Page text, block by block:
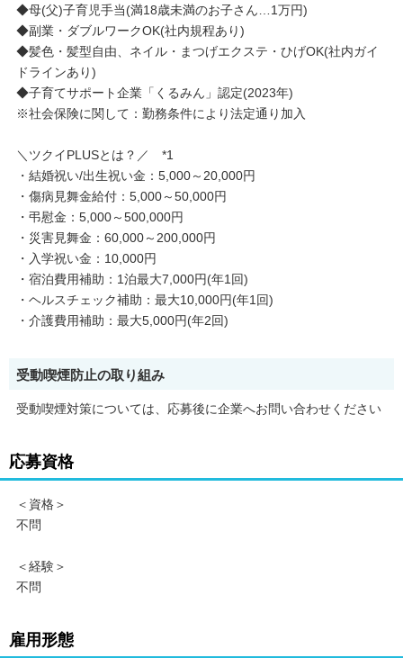
◆母(父)子育児手当(満18歳未満のお子さん…1万円)
◆副業・ダブルワークOK(社内規程あり)
◆髪色・髪型自由、ネイル・まつげエクステ・ひげOK(社内ガイ
ドラインあり)
◆子育てサポート企業「くるみん」認定(2023年)
※社会保険に関して：勤務条件により法定通り加入
＼ツクイPLUSとは？／ *1
・結婚祝い/出生祝い金：5,000～20,000円
・傷病見舞金給付：5,000～50,000円
・弔慰金：5,000～500,000円
・災害見舞金：60,000～200,000円
・入学祝い金：10,000円
・宿泊費用補助：1泊最大7,000円(年1回)
・ヘルスチェック補助：最大10,000円(年1回)
・介護費用補助：最大5,000円(年2回)
受動喫煙防止の取り組み
受動喫煙対策については、応募後に企業へお問い合わせください
応募資格
＜資格＞
不問
＜経験＞
不問
雇用形態